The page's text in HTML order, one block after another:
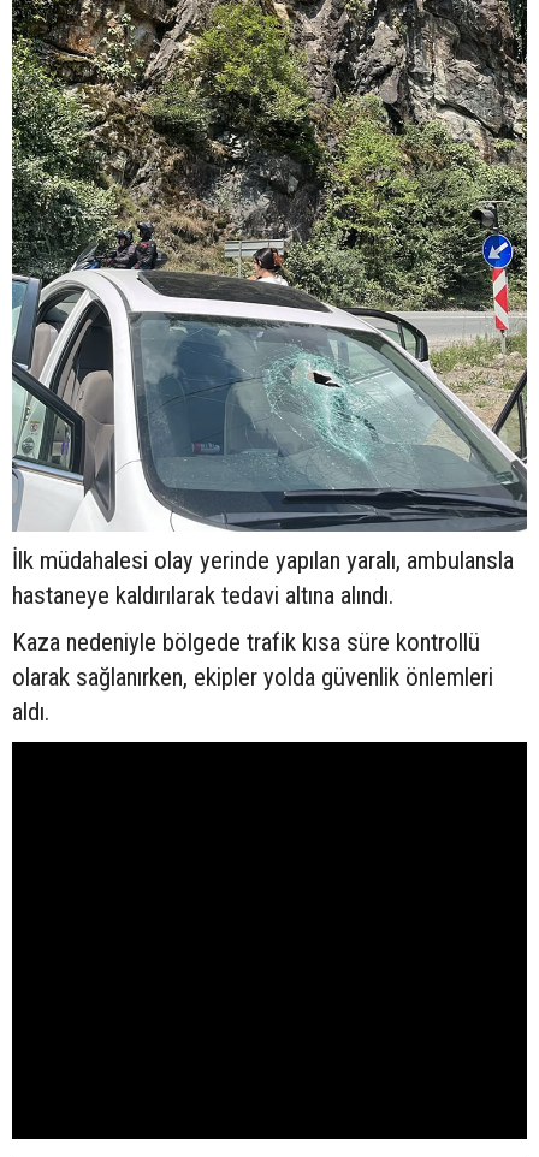
İlk müdahalesi olay yerinde yapılan yaralı, ambulansla
hastaneye kaldırılarak tedavi altına alındı.
Kaza nedeniyle bölgede trafik kısa süre kontrollü
olarak sağlanırken, ekipler yolda güvenlik önlemleri
aldı.